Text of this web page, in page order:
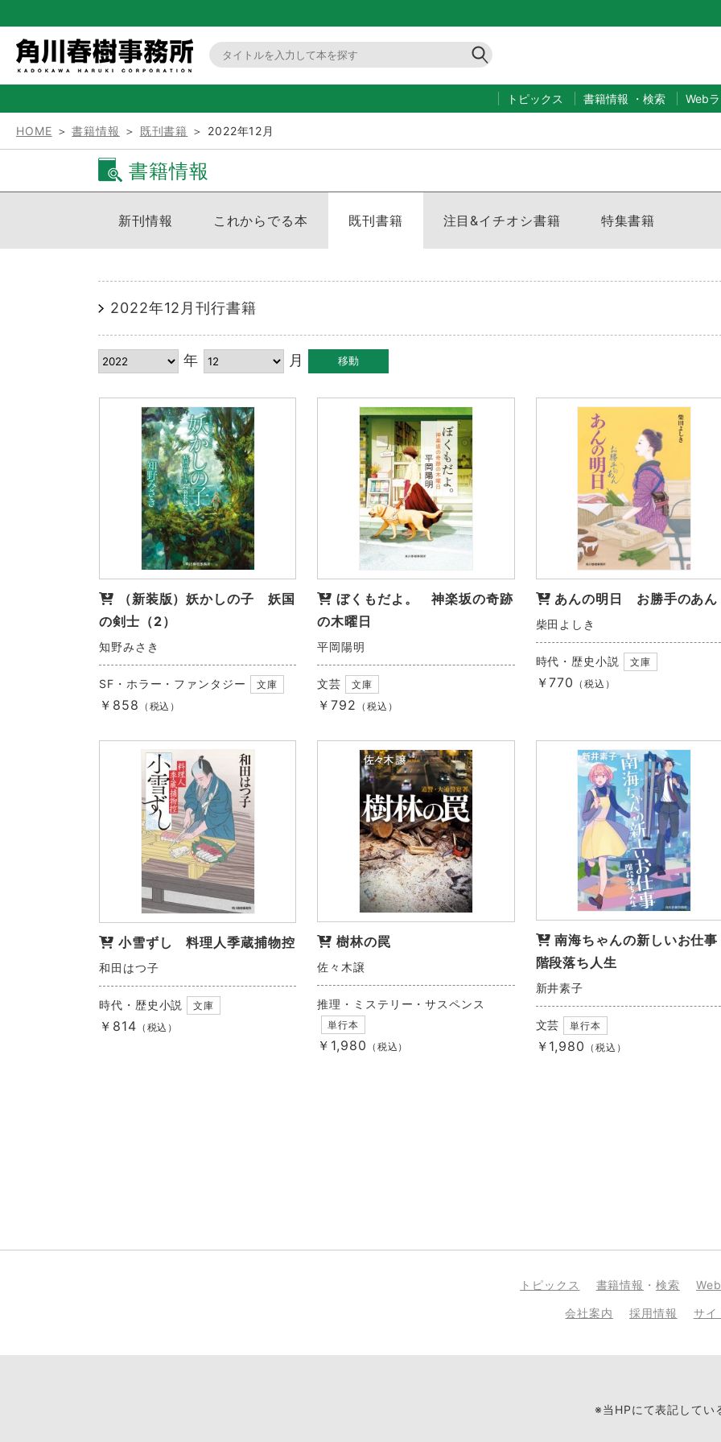
トピックス 書籍情報 ・ 検索 Web
HOME ＞書籍情報 ＞ 既刊書籍 ＞ 2022年12月
書籍情報
新刊情報 これからでる本 既刊書籍 注目&イチオシ書籍 特集書籍
2022年12月刊行書籍
年 月
（新装版）妖かしの子 妖国
の剣士（2）
知野みさき
SF・ホラー・ファンタジー 文庫
￥858 （税込）
ぼくもだよ。 神楽坂の奇跡
の木曜日
平岡陽明
文芸 文庫
￥792 （税込）
あんの明日 お勝手のあん
柴田よしき
時代・歴史小説 文庫
￥770 （税込）
小雪ずし 料理人季蔵捕物控
和田はつ子
時代・歴史小説 文庫
￥814 （税込）
樹林の罠
佐々木譲
推理・ミステリー・サスペンス
単行本
￥1,980 （税込）
南海ちゃんの新しいお仕
階段落ち人生
新井素子
文芸 単行本
￥1,980 （税込）
トピックス 書籍情報 ・検索
会社案内 採用情報 サイ
※当HPにて表記してい